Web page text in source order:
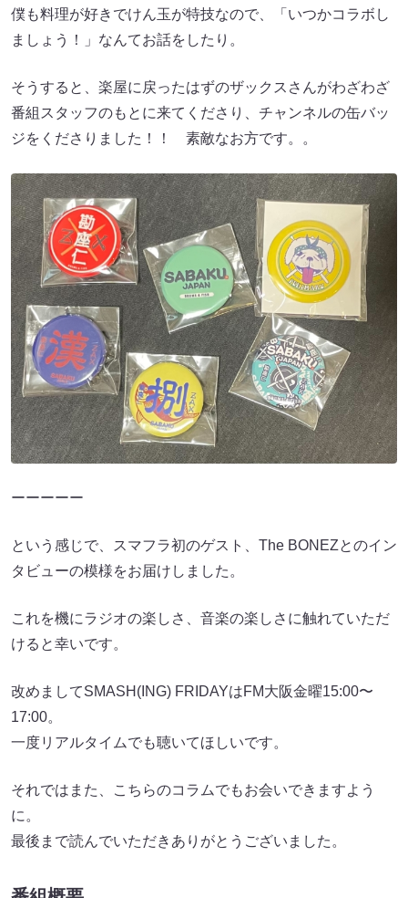
僕も料理が好きでけん玉が特技なので、「いつかコラボし
ましょう！」なんてお話をしたり。
そうすると、楽屋に戻ったはずのザックスさんがわざわざ
番組スタッフのもとに来てくださり、チャンネルの缶バッ
ジをくださりました！！ 素敵なお方です。。
ーーーーー
という感じで、スマフラ初のゲスト、The BONEZとのイン
タビューの模様をお届けしました。
これを機にラジオの楽しさ、音楽の楽しさに触れていただ
けると幸いです。
改めましてSMASH(ING) FRIDAYはFM大阪金曜15:00〜
17:00。
一度リアルタイムでも聴いてほしいです。
それではまた、こちらのコラムでもお会いできますよう
に。
最後まで読んでいただきありがとうございました。